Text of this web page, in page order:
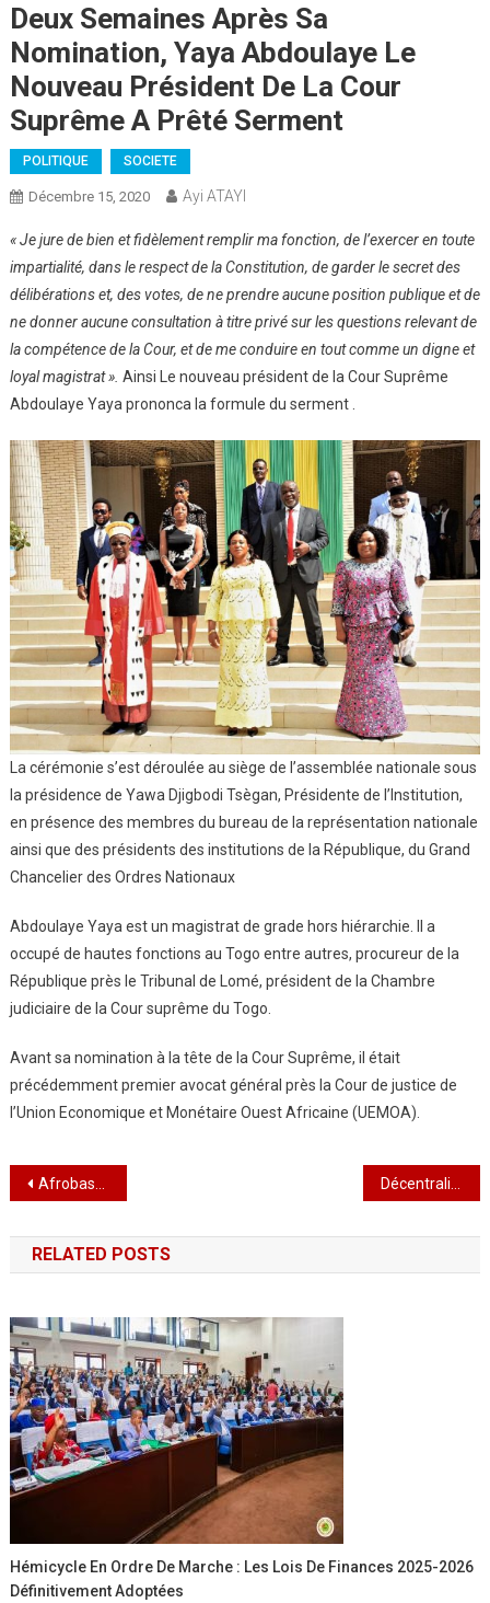
Deux Semaines Après Sa
Nomination, Yaya Abdoulaye Le
Nouveau Président De La Cour
Suprême A Prêté Serment
POLITIQUE SOCIETE
Décembre 15, 2020 Ayi ATAYI
« Je jure de bien et fidèlement remplir ma fonction, de l’exercer en toute
impartialité, dans le respect de la Constitution, de garder le secret des
délibérations et, des votes, de ne prendre aucune position publique et de
ne donner aucune consultation à titre privé sur les questions relevant de
la compétence de la Cour, et de me conduire en tout comme un digne et
loyal magistrat ». Ainsi Le nouveau président de la Cour Suprême
Abdoulaye Yaya prononca la formule du serment .
La cérémonie s’est déroulée au siège de l’assemblée nationale sous
la présidence de Yawa Djigbodi Tsègan, Présidente de l’Institution,
en présence des membres du bureau de la représentation nationale
ainsi que des présidents des institutions de la République, du Grand
Chancelier des Ordres Nationaux
Abdoulaye Yaya est un magistrat de grade hors hiérarchie. Il a
occupé de hautes fonctions au Togo entre autres, procureur de la
République près le Tribunal de Lomé, président de la Chambre
judiciaire de la Cour suprême du Togo.
Avant sa nomination à la tête de la Cour Suprême, il était
précédemment premier avocat général près la Cour de justice de
l’Union Economique et Monétaire Ouest Africaine (UEMOA).
Navigation
de
l’article
Afrobasket U18 Garçons : Bourama Coulibaly, le redoutable Aiglon
RELATED POSTS
Hémicycle En Ordre De Marche : Les Lois De Finances 2025-2026
Définitivement Adoptées